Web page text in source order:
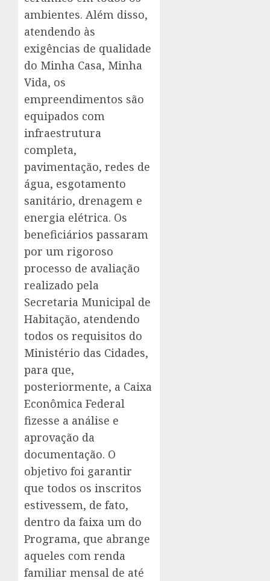
ambientes. Além disso,
atendendo às
exigências de qualidade
do Minha Casa, Minha
Vida, os
empreendimentos são
equipados com
infraestrutura
completa,
pavimentação, redes de
água, esgotamento
sanitário, drenagem e
energia elétrica. Os
beneficiários passaram
por um rigoroso
processo de avaliação
realizado pela
Secretaria Municipal de
Habitação, atendendo
todos os requisitos do
Ministério das Cidades,
para que,
posteriormente, a Caixa
Econômica Federal
fizesse a análise e
aprovação da
documentação. O
objetivo foi garantir
que todos os inscritos
estivessem, de fato,
dentro da faixa um do
Programa, que abrange
aqueles com renda
familiar mensal de até